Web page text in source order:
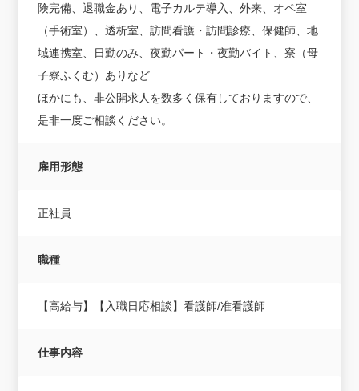
険完備、退職金あり、電子カルテ導入、外来、オペ室
（手術室）、透析室、訪問看護・訪問診療、保健師、地
域連携室、日勤のみ、夜勤パート・夜勤バイト、寮（母
子寮ふくむ）ありなど
ほかにも、非公開求人を数多く保有しておりますので、
是非一度ご相談ください。
雇用形態
正社員
職種
【高給与】【入職日応相談】看護師/准看護師
仕事内容